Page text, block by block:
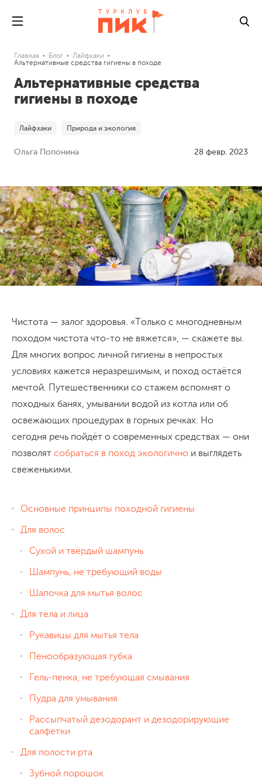
Главная Блог
Лайфхаки
Альтернативные средства гигиены в походе
Альтернативные средства
гигиены в походе
Лайфхаки Природа и экология
Ольга Попонина 28 февр. 2023
Чистота — залог здоровья. «Только с многодневным
походом чистота что-то не вяжется», — скажете вы.
Для многих вопрос личной гигиены в непростых
условиях кажется неразрешимым, и поход остаётся
мечтой. Путешественники со стажем вспомнят о
походных банях, умывании водой из котла или об
освежающих процедурах в горных речках. Но
сегодня речь пойдёт о современных средствах — они
позволят собраться в поход экологично и выглядеть
свеженькими.
Основные принципы походной гигиены
Для волос
Сухой и твёрдый шампунь
Шампунь, не требующий воды
Шапочка для мытья волос
Для тела и лица
Рукавицы для мытья тела
Пенообразующая губка
Гель-пенка, не требующая смывания
Пудра для умывания
Рассыпчатый дезодорант и дезодорирующие
салфетки
Для полости рта
Зубной порошок